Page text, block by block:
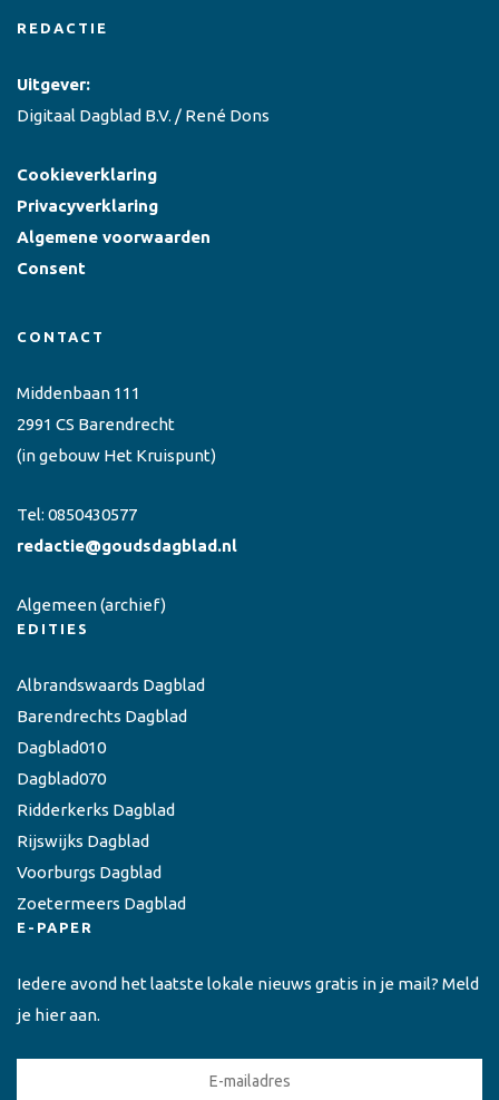
REDACTIE
Uitgever:
Digitaal Dagblad B.V. / René Dons
Cookieverklaring
Privacyverklaring
Algemene voorwaarden
Consent
CONTACT
Middenbaan 111
2991 CS Barendrecht
(in gebouw Het Kruispunt)
Tel: 0850430577
redactie@goudsdagblad.nl
Algemeen(archief)
EDITIES
Albrandswaards Dagblad
Barendrechts Dagblad
Dagblad010
Dagblad070
Ridderkerks Dagblad
Rijswijks Dagblad
Voorburgs Dagblad
Zoetermeers Dagblad
E-PAPER
Iedere avond het laatste lokale nieuws gratis in je mail? Meld
je hier aan.